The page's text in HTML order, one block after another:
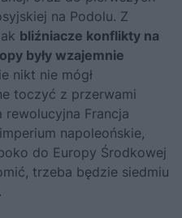
na Podolu. Z
bliźniacze konflikty na
były wzajemnie
nikt nie mógł
toczyć z przerwami
Francja
napoleońskie,
do Europy Środkowej
trzeba będzie siedmiu